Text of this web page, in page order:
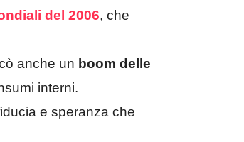
del 2006, che
anche un boom delle
interni.
e speranza che